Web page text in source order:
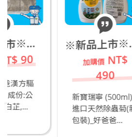
※新品上市※新寶瑞寧 (500ml)_進口天然除蟲菊(新包裝)_若有飼養貓咪不推薦
NT$
490
新寶瑞寧 (500ml)_
進口天然除蟲菊(新
包裝)_好爸爸...